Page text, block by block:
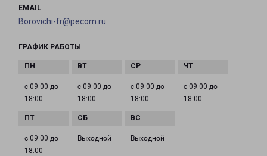
EMAIL
Borovichi-fr@pecom.ru
ГРАФИК РАБОТЫ
с 09:00 до
18:00
с 09:00 до
18:00
с 09:00 до
18:00
с 09:00 до
18:00
с 09:00 до
18:00
Выходной Выходной